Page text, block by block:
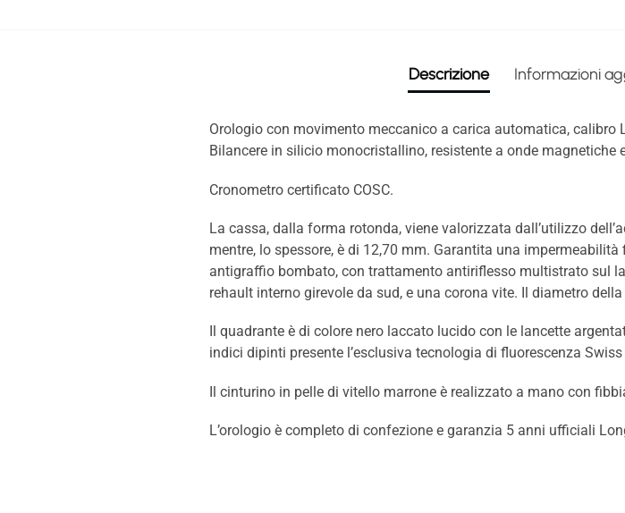
Descrizione Informazioni
Orologio con movimento meccanico a carica automatica, calibro
Bilancere in silicio monocristallino, resistente a onde magnetiche
Cronometro certificato COSC.
La cassa, dalla forma rotonda, viene valorizzata dall’utilizzo
mentre, lo spessore, è di 12,70 mm. Garantita una
antigraffio bombato, con trattamento antiriflesso multistrato sul
rehault interno girevole da sud, e una corona vite. Il diametro
Il quadrante è di colore nero laccato lucido con le lancette
indici dipinti presente l’esclusiva tecnologia di fluorescenza
Il cinturino in pelle di vitello marrone è realizzato a mano con
L’orologio è completo di confezione e garanzia 5 anni ufficiali